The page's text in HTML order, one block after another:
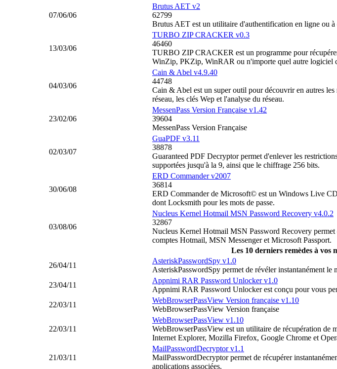
07/06/06
Brutus AET v2
62799
Brutus AET est un utilitaire d'authentification en ligne ou à
13/03/06
TURBO ZIP CRACKER v0.3
46460
TURBO ZIP CRACKER est un programme pour
WinZip, PKZip, WinRAR ou n'importe quel autre logiciel
04/03/06
Cain & Abel v4.9.40
44748
Cain & Abel est un super outil pour découvrir en autres
réseau, les clés Wep et l'analyse du réseau.
23/02/06
MessenPass Version Française v1.42
39604
MessenPass Version Française
02/03/07
GuaPDF v3.11
38878
Guaranteed PDF Decryptor permet d'enlever les
supportées jusqu'à la 9, ainsi que le chiffrage 256 bits.
30/06/08
ERD Commander v2007
36814
ERD Commander de Microsoft© est un Windows Live
dont Locksmith pour les mots de passe.
03/08/06
Nucleus Kernel Hotmail MSN Password Recovery v4.0.2
32867
Nucleus Kernel Hotmail MSN Password Recovery permet
comptes Hotmail, MSN Messenger et Microsoft Passport.
Les 10 derniers remèdes à vos
26/04/11
AsteriskPasswordSpy v1.0
AsteriskPasswordSpy permet de révéler instantanément
23/04/11
Appnimi RAR Password Unlocker v1.0
Appnimi RAR Password Unlocker est conçu pour vous
22/03/11
WebBrowserPassView Version française v1.10
WebBrowserPassView Version française
22/03/11
WebBrowserPassView v1.10
WebBrowserPassView est un utilitaire de récupération de
Internet Explorer, Mozilla Firefox, Google Chrome et
21/03/11
MailPasswordDecryptor v1.1
MailPasswordDecryptor permet de récupérer
applications associées.